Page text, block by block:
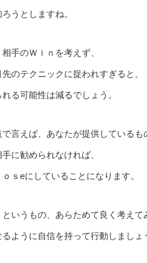
うとしますね。
手のＷｉｎを考えず、
のテクニックに捉われすぎると、
る可能性は減るでしょう。
言えば、あなたが提供しているも
に勧められなければ、
ｓeにしていることになります。
いうもの、あらためて良く考えて
ように自信を持って行動しましょ